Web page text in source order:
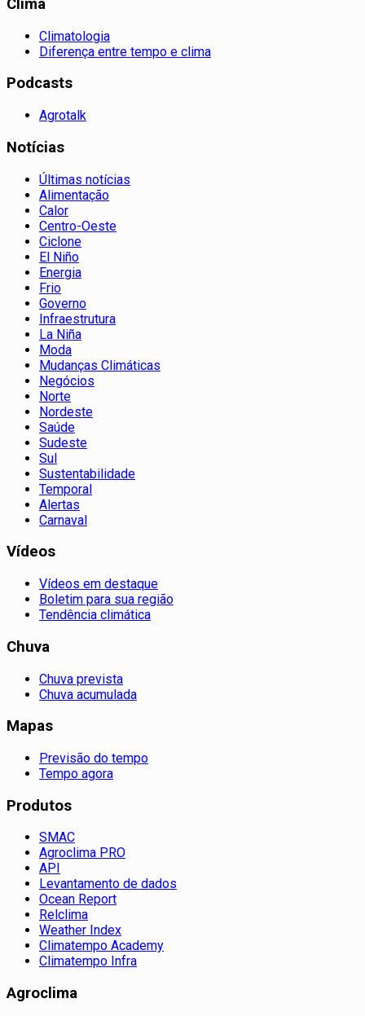
Clima
Climatologia
Diferença entre tempo e clima
Podcasts
Agrotalk
Notícias
Últimas notícias
Alimentação
Calor
Centro-Oeste
Ciclone
El Niño
Energia
Frio
Governo
Infraestrutura
La Niña
Moda
Mudanças Climáticas
Negócios
Norte
Nordeste
Saúde
Sudeste
Sul
Sustentabilidade
Temporal
Alertas
Carnaval
Vídeos
Vídeos em destaque
Boletim para sua região
Tendência climática
Chuva
Chuva prevista
Chuva acumulada
Mapas
Previsão do tempo
Tempo agora
Produtos
SMAC
Agroclima PRO
API
Levantamento de dados
Ocean Report
Relclima
Weather Index
Climatempo Academy
Climatempo Infra
Agroclima